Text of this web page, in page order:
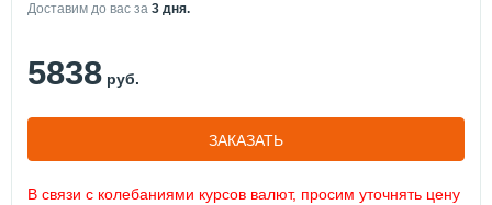
Доставим до вас за 3 дня.
5838 руб.
ЗАКАЗАТЬ
В связи с колебаниями курсов валют, просим уточнять цену